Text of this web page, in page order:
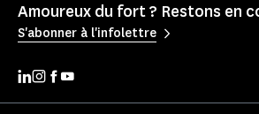
Amoureux du fort ? Restons en
S'abonner à l'infolettre